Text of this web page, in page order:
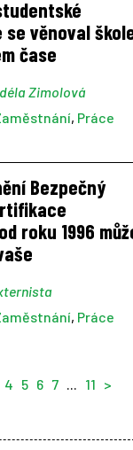
věnoval
čase
Zimolová
, Práce
Bezpečný
roku 1996
, Práce
4 5 6 7 ... 11 >